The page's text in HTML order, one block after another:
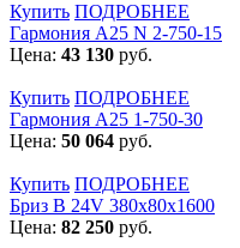
Купить ПОДРОБНЕЕ
Гармония А25 N 2-750-15
Цена: 43 130 руб.
Купить ПОДРОБНЕЕ
Гармония А25 1-750-30
Цена: 50 064 руб.
Купить ПОДРОБНЕЕ
Бриз В 24V 380x80x1600
Цена: 82 250 руб.